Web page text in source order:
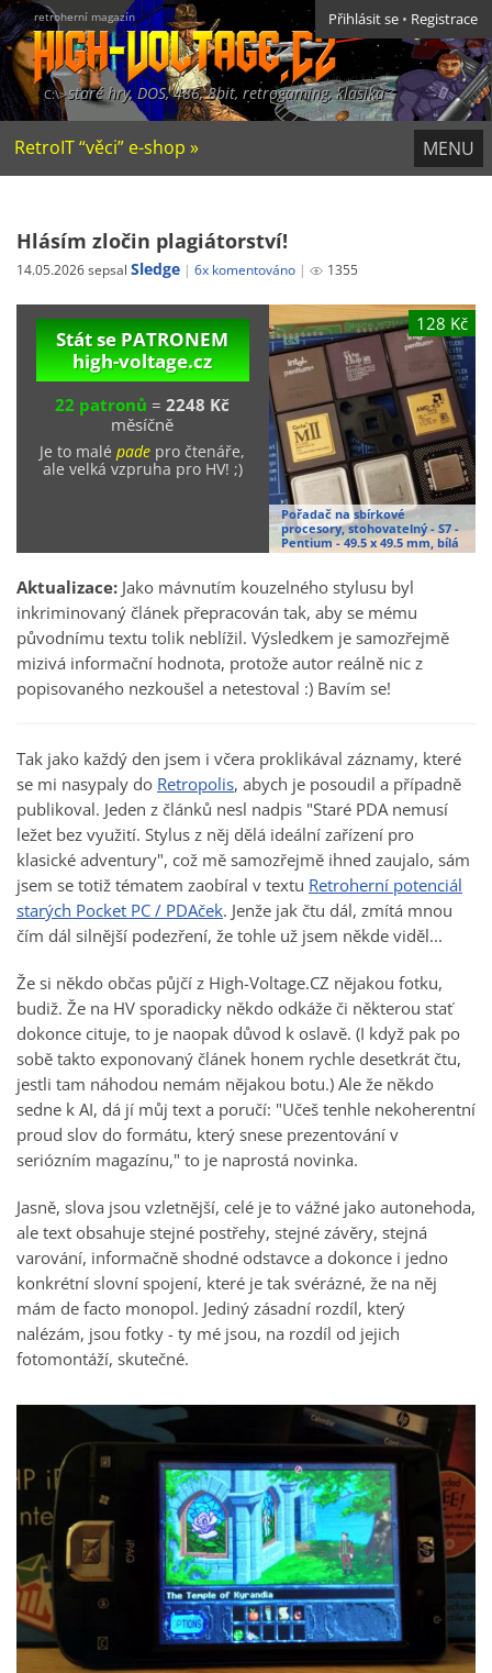
retroherní magazín
staré hry, DOS, 486, 8bit, retrogaming, klasika
Přihlásit se • Registrace
MENU
RetroIT “věci” e-shop »
Hlásím zločin plagiátorství!
14.05.2026 sepsal Sledge 6x komentováno 1355
Stát se PATRONEM
high-voltage.cz
22 patronů =2248 Kč
měsíčně
Je to malépade pro čtenáře,
ale velká vzpruha pro HV! ;)
128 Kč
Pořadač na sbírkové
procesory, stohovatelný - S7 -
Pentium - 49.5 x 49.5 mm, bílá
Aktualizace: Jako mávnutím kouzelného stylusu byl
inkriminovaný článek přepracován tak, aby se mému
původnímu textu tolik neblížil. Výsledkem je samozřejmě
mizivá informační hodnota, protože autor reálně nic z
popisovaného nezkoušel a netestoval :) Bavím se!
Tak jako každý den jsem i včera proklikával záznamy, které
se mi nasypaly do Retropolis, abych je posoudil a případně
publikoval. Jeden z článků nesl nadpis "Staré PDA nemusí
ležet bez využití. Stylus z něj dělá ideální zařízení pro
klasické adventury", což mě samozřejmě ihned zaujalo, sám
jsem se totiž tématem zaobíral v textu Retroherní potenciál
starých Pocket PC / PDAček. Jenže jak čtu dál, zmítá mnou
čím dál silnější podezření, že tohle už jsem někde viděl...
Že si někdo občas půjčí z High-Voltage.CZ nějakou fotku,
budiž. Že na HV sporadicky někdo odkáže či některou stať
dokonce cituje, to je naopak důvod k oslavě. (I když pak po
sobě takto exponovaný článek honem rychle desetkrát čtu,
jestli tam náhodou nemám nějakou botu.) Ale že někdo
sedne k AI, dá jí můj text a poručí: "Učeš tenhle nekoherentní
proud slov do formátu, který snese prezentování v
seriózním magazínu," to je naprostá novinka.
Jasně, slova jsou vzletnější, celé je to vážné jako autonehoda,
ale text obsahuje stejné postřehy, stejné závěry, stejná
varování, informačně shodné odstavce a dokonce i jedno
konkrétní slovní spojení, které je tak svérázné, že na něj
mám de facto monopol. Jediný zásadní rozdíl, který
nalézám, jsou fotky - ty mé jsou, na rozdíl od jejich
fotomontáží, skutečné.